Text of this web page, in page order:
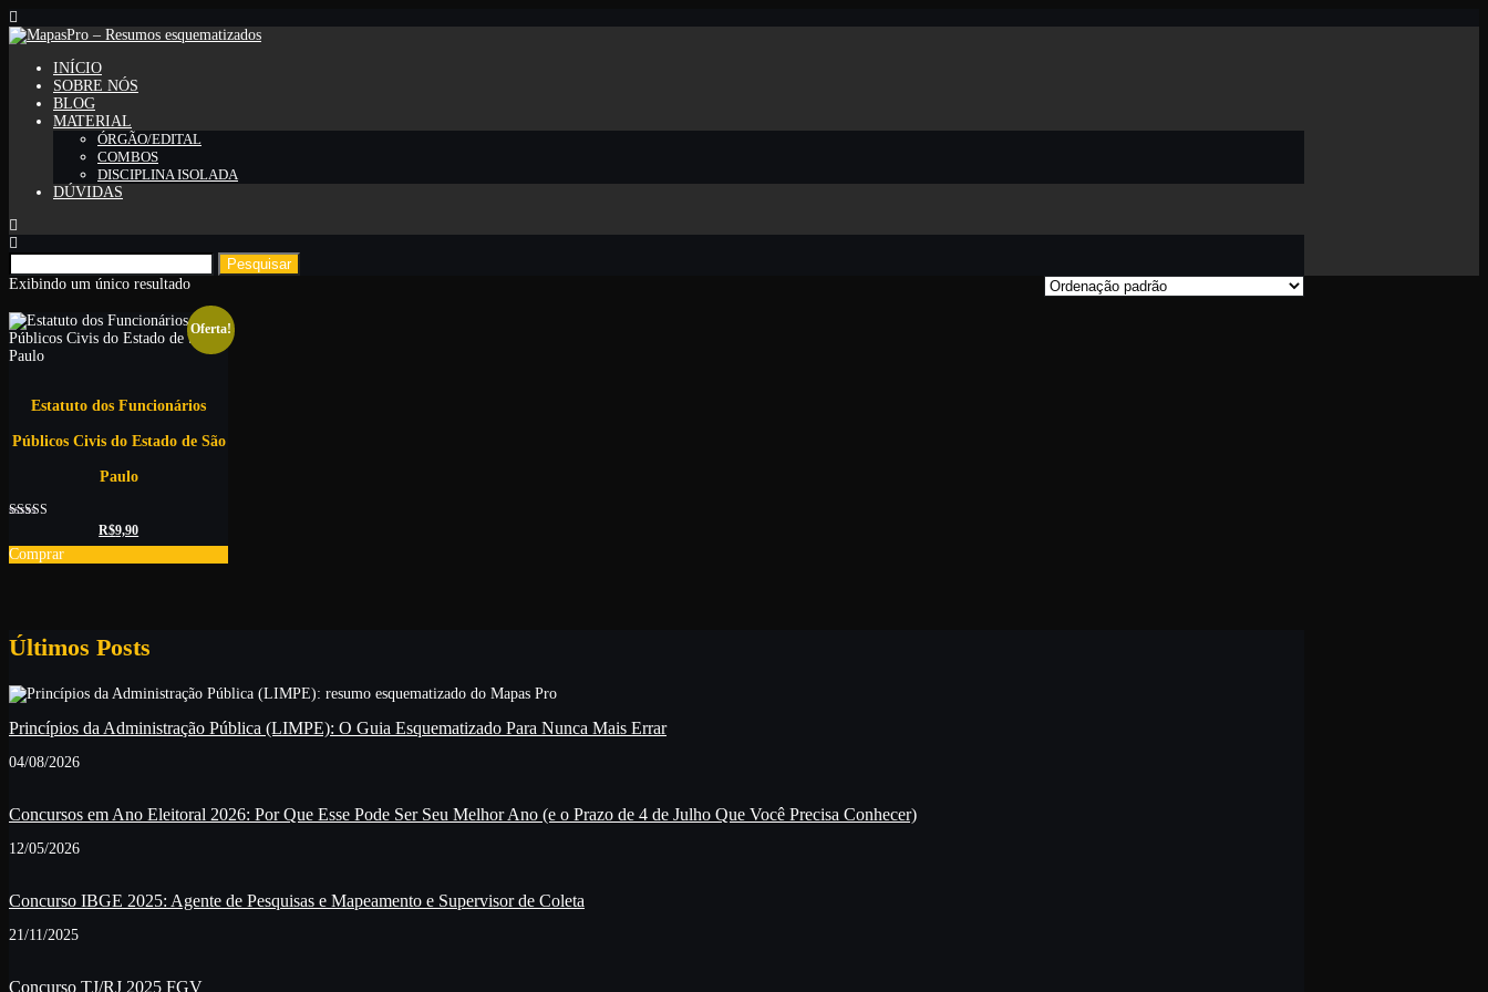
INÍCIO
SOBRE NÓS
BLOG
MATERIAL
ÓRGÃO/EDITAL
COMBOS
DISCIPLINA ISOLADA
DÚVIDAS
Pesquisar
por:
Exibindo um único resultado
Oferta!
Estatuto dos Funcionários
Públicos Civis do Estado de São
Paulo
5.00
de 5
O
preço
original
R$9,90
O
preço
atual
Comprar
Últimos Posts
Princípios da Administração Pública (LIMPE): O Guia Esquematizado Para Nunca Mais Errar
04/08/2026
Concursos em Ano Eleitoral 2026: Por Que Esse Pode Ser Seu Melhor Ano (e o Prazo de 4 de Julho Que Você Precisa Conhecer)
12/05/2026
Concurso IBGE 2025: Agente de Pesquisas e Mapeamento e Supervisor de Coleta
21/11/2025
Concurso TJ/RJ 2025 FGV